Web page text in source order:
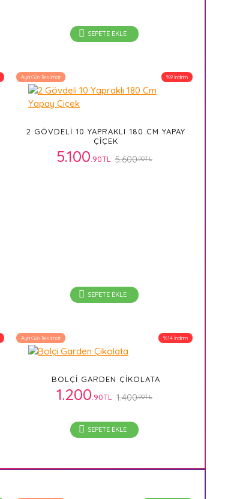
SEPETE EKLE
Aynı Gün Teslimat %9 İndirim
2 GÖVDELI 10 YAPRAKLI 180 CM YAPAY
ÇIÇEK
5.100 .90TL 5.600.90TL
SEPETE EKLE
Aynı Gün Teslimat %14 İndirim
BOLÇI GARDEN ÇIKOLATA
1.200 .90TL 1.400.90TL
SEPETE EKLE